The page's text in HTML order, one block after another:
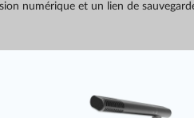
numérique et un lien de